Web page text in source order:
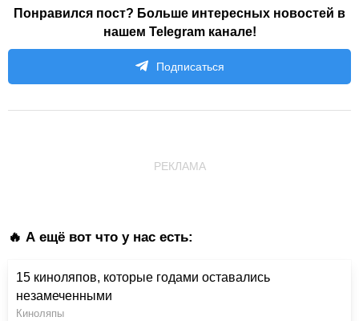
Понравился пост? Больше интересных новостей в
нашем Telegram канале!
Подписаться
РЕКЛАМА
🔥 А ещё вот что у нас есть:
15 киноляпов, которые годами оставались
незамеченными
Киноляпы